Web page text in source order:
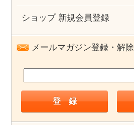
ショップ 新規会員登録
メールマガジン登録・解除